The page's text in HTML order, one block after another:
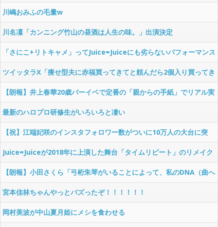
策している件wwwwwww
川嶋おみふの毛量w
川名凜「カンニング竹山の昼酒は人生の味。」出演決定
「さにこ+リトキャメ」ってJuice=Juiceにも劣らないパフォーマンス
集団だと思うのだがなぜつばきは跳ねなかったのか
ツイッタラX「痩せ型夫に赤福買ってきてと頼んだら2個入り買ってき
て2人で分けようと言われて驚愕した」（ハロヲタ目線まとめ）
【朗報】井上春華20歳バーイベで定番の「親からの手紙」でリアル実
母がサプライズ出演ｗｗｗｗｗ【モーニング娘。'26】
最新のハロプロ研修生がいろいろと凄い
【祝】江端妃咲のインスタフォロワー数がついに10万人の大台に突
入！！【Juice=Juice】
Juice=Juiceが2018年に上演した舞台「タイムリピート」のリメイク
をBEYOOOOONDSがやるらしい
【朗報】小田さくら「弓桁朱琴がいることによって、私のDNA（曲へ
のこだわり、表現）がモーニング娘。に残る、それが嬉しい」
宮本佳林ちゃんやっとバズったぞ！！！！！！
岡村美波が中山夏月姫にメシを食わせる